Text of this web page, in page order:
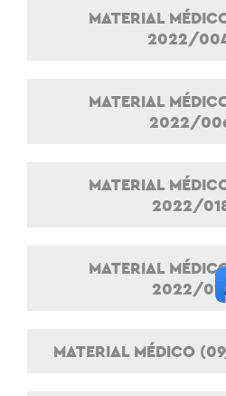
MATERIAL
2022/
MATERIAL
2022/
MATERIAL
2022/
MATERIAL
2022/
MATERIAL MÉDICO